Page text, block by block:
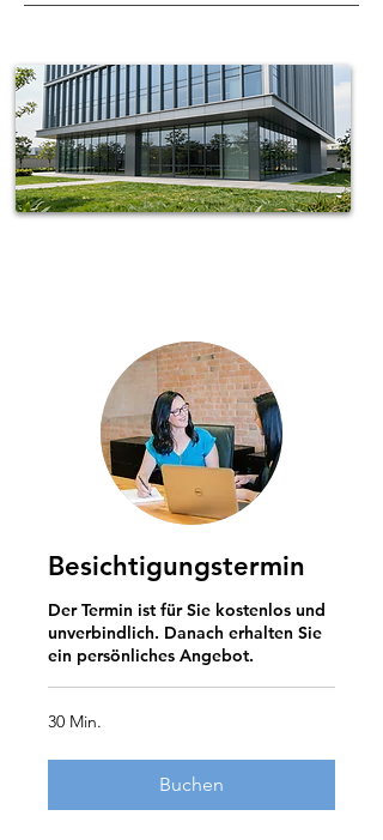
Besichtigungstermin
Der Termin ist für Sie kostenlos und
unverbindlich. Danach erhalten Sie
ein persönliches Angebot.
30 Min.
Buchen